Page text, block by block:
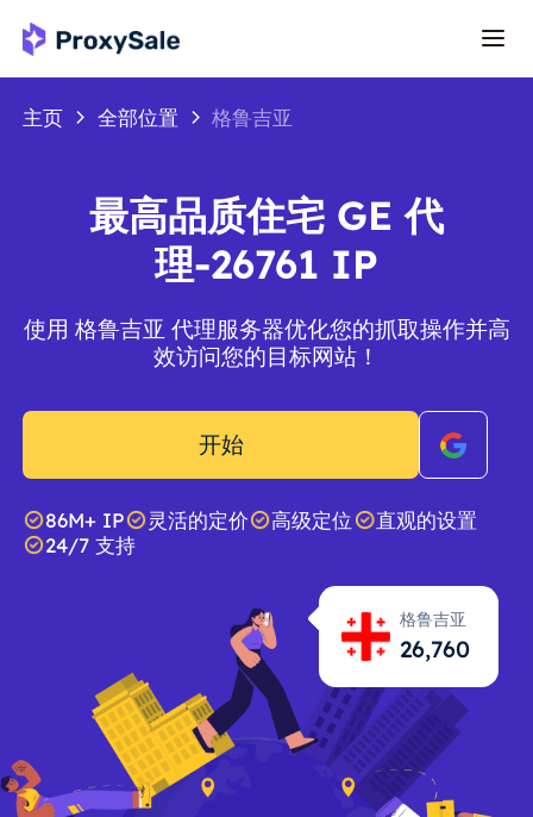
主页 全部位置 格鲁吉亚
最高品质住宅 GE 代
理-26761 IP
使用 格鲁吉亚 代理服务器优化您的抓取操作并高
效访问您的目标网站！
开始
86M+ IP 灵活的定价 高级定位
直观的设置
24/7 支持
格鲁吉亚
26,761